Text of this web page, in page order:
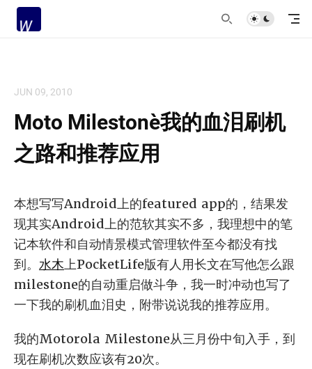
JUN 09, 2010
Moto Milestone：我的血泪刷机
之路和推荐应用
本想写写Android上的featured app的，结果发
现其实Android上的范软其实不多，我理想中的笔
记本软件和自动情景模式管理软件至今都没有找
到。 水木上PocketLife版有人用长文在写他怎么跟
milestone的自动重启做斗争，我一时冲动也写了
一下我的刷机血泪史，附带说说我的推荐应用。
我的Motorola Milestone从三月份中旬入手，到
现在刷机次数应该有20次。